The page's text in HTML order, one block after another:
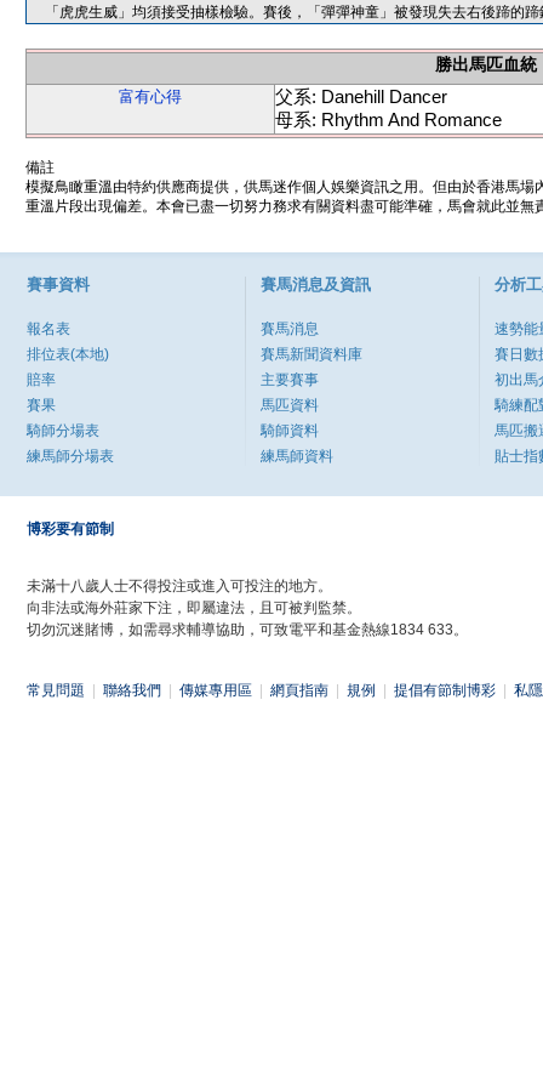
「虎虎生威」均須接受抽樣檢驗。賽後，「彈彈神童」被發現失去右後蹄的蹄
勝出馬匹血統
富有心得
父系: Danehill Dancer
母系: Rhythm And Romance
備註
模擬鳥瞰重溫由特約供應商提供，供馬迷作個人娛樂資訊之用。但由於香港馬
重溫片段出現偏差。本會已盡一切努力務求有關資料盡可能準確，馬會就此並
賽事資料
報名表
排位表(本地)
賠率
賽果
騎師分場表
練馬師分場表
賽馬消息及資訊
賽馬消息
賽馬新聞資料庫
主要賽事
馬匹資料
騎師資料
練馬師資料
分析
速勢能
賽日數
初出馬
騎練配
馬匹搬
貼士指
博彩要有節制
未滿十八歲人士不得投注或進入可投注的地方。
向非法或海外莊家下注，即屬違法，且可被判監禁。
切勿沉迷賭博，如需尋求輔導協助，可致電平和基金熱線1834 633。
常見問題 聯絡我們 傳媒專用區 網頁指南 規例 提倡有節制博彩 私